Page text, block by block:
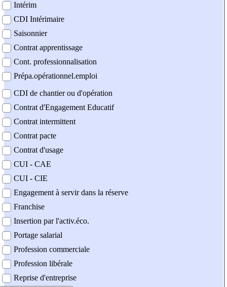
Intérim
CDI Intérimaire
Saisonnier
Contrat apprentissage
Cont. professionnalisation
Prépa.opérationnel.emploi
CDI de chantier ou d'opération
Contrat d'Engagement Educatif
Contrat intermittent
Contrat pacte
Contrat d'usage
CUI - CAE
CUI - CIE
Engagement à servir dans la réserve
Franchise
Insertion par l'activ.éco.
Portage salarial
Profession commerciale
Profession libérale
Reprise d'entreprise